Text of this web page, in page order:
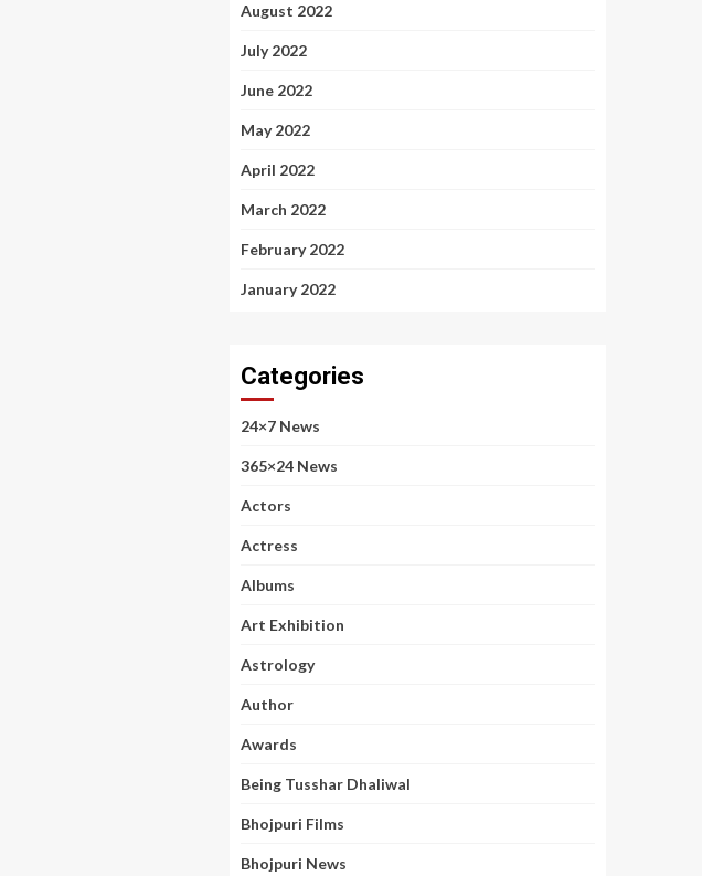
August 2022
July 2022
June 2022
May 2022
April 2022
March 2022
February 2022
January 2022
Categories
24×7 News
365×24 News
Actors
Actress
Albums
Art Exhibition
Astrology
Author
Awards
Being Tusshar Dhaliwal
Bhojpuri Films
Bhojpuri News